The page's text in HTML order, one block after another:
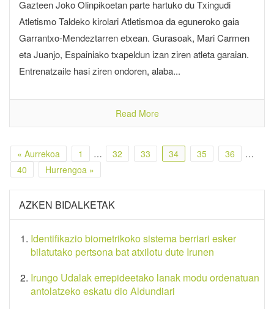
Gazteen Joko Olinpikoetan parte hartuko du Txingudi
Atletismo Taldeko kirolari Atletismoa da eguneroko gaia
Garrantxo-Mendeztarren etxean. Gurasoak, Mari Carmen
eta Juanjo, Espainiako txapeldun izan ziren atleta garaian.
Entrenatzaile hasi ziren ondoren, alaba...
Read More
« Aurrekoa 1 … 32 33 34 35 36
…
40
Hurrengoa »
AZKEN BIDALKETAK
Identifikazio biometrikoko sistema berriari esker
bilatutako pertsona bat atxilotu dute Irunen
Irungo Udalak errepideetako lanak modu ordenatuan
antolatzeko eskatu dio Aldundiari